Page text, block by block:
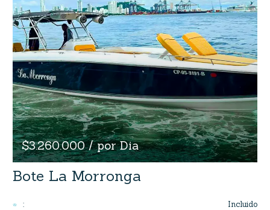
$3.260.000 / por Dia
Bote La Morronga
: Incluido